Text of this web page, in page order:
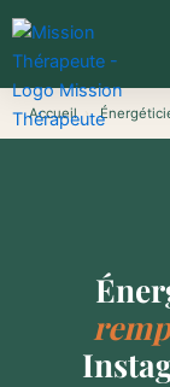
Aller
au
contenu
Accueil ›